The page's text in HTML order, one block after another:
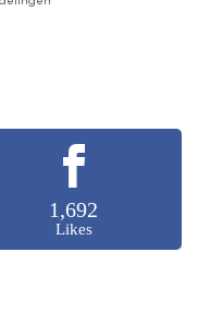
1,692
Likes